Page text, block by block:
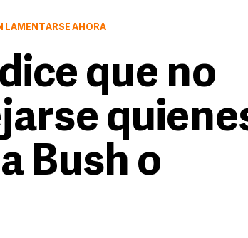
LAMENTARSE AHORA
que no
Bush o